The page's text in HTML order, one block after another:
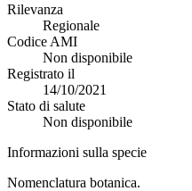
Rilevanza
Regionale
Codice AMI
Non disponibile
Registrato il
14/10/2021
Stato di salute
Non disponibile
Informazioni sulla specie
Nomenclatura botanica.